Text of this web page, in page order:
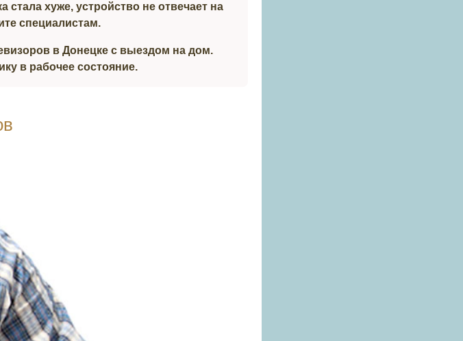
стала хуже, устройство не отвечает на
специалистам.
в Донецке с выездом на дом.
в рабочее состояние.